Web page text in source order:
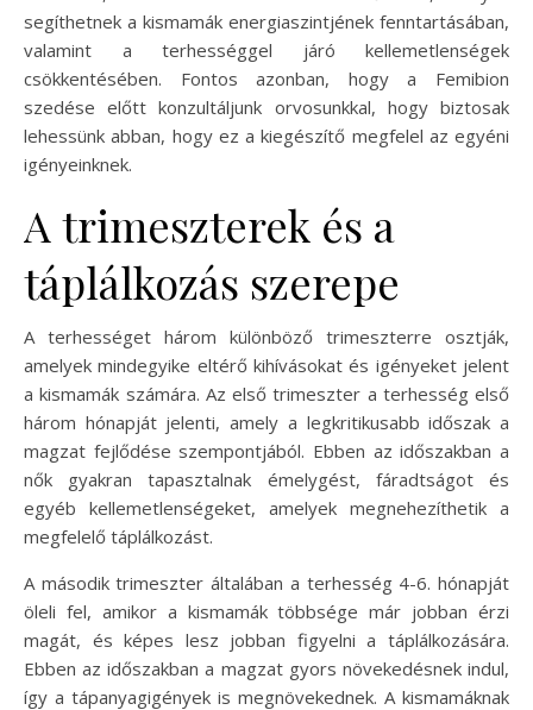
segíthetnek a kismamák energiaszintjének fenntartásában,
valamint a terhességgel járó kellemetlenségek
csökkentésében. Fontos azonban, hogy a Femibion
szedése előtt konzultáljunk orvosunkkal, hogy biztosak
lehessünk abban, hogy ez a kiegészítő megfelel az egyéni
igényeinknek.
A trimeszterek és a
táplálkozás szerepe
A terhességet három különböző trimeszterre osztják,
amelyek mindegyike eltérő kihívásokat és igényeket jelent
a kismamák számára. Az első trimeszter a terhesség első
három hónapját jelenti, amely a legkritikusabb időszak a
magzat fejlődése szempontjából. Ebben az időszakban a
nők gyakran tapasztalnak émelygést, fáradtságot és
egyéb kellemetlenségeket, amelyek megnehezíthetik a
megfelelő táplálkozást.
A második trimeszter általában a terhesség 4-6. hónapját
öleli fel, amikor a kismamák többsége már jobban érzi
magát, és képes lesz jobban figyelni a táplálkozására.
Ebben az időszakban a magzat gyors növekedésnek indul,
így a tápanyagigények is megnövekednek. A kismamáknak